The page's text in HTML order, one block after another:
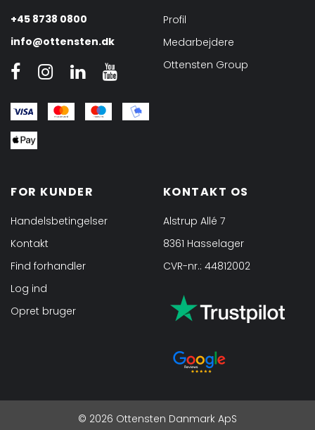
+45 8738 0800
info@ottensten.dk
Profil
Medarbejdere
Ottensten Group
FOR KUNDER
Handelsbetingelser
Kontakt
Find forhandler
Log ind
Opret bruger
KONTAKT OS
Alstrup Allé 7
8361 Hasselager
CVR-nr.: 44812002
© 2026 Ottensten Danmark ApS